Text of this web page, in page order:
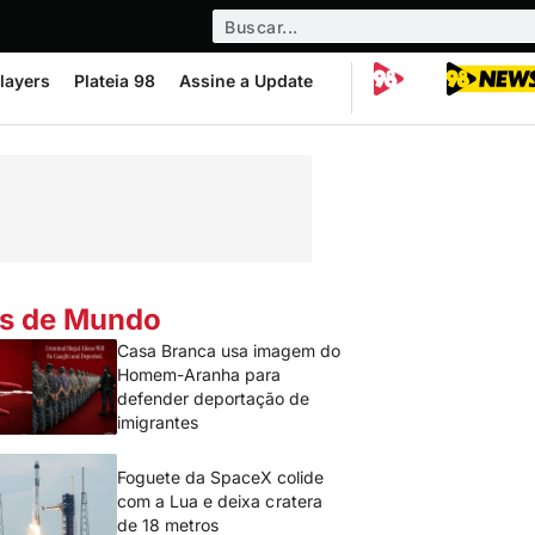
Plateia 98 Assine a Update
de Mundo
Casa Branca usa imagem do
Homem-Aranha para
defender deportação de
imigrantes
Foguete da SpaceX colide
com a Lua e deixa cratera
de 18 metros